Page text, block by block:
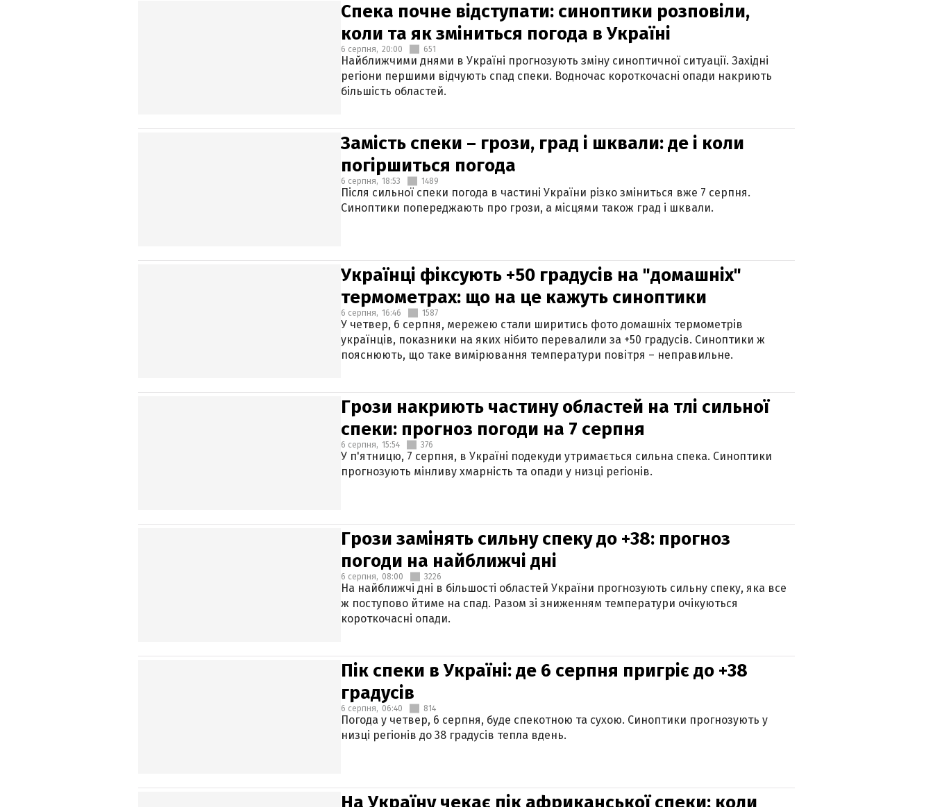
Спека почне відступати: синоптики розповіли,
коли та як зміниться погода в Україні
6 серпня, 20:00 651
Найближчими днями в Україні прогнозують зміну синоптичної ситуації. Західні
регіони першими відчують спад спеки. Водночас короткочасні опади накриють
більшість областей.
Замість спеки – грози, град і шквали: де і коли
погіршиться погода
6 серпня, 18:53 1489
Після сильної спеки погода в частині України різко зміниться вже 7 серпня.
Синоптики попереджають про грози, а місцями також град і шквали.
Українці фіксують +50 градусів на "домашніх"
термометрах: що на це кажуть синоптики
6 серпня, 16:46 1587
У четвер, 6 серпня, мережею стали ширитись фото домашніх термометрів
українців, показники на яких нібито перевалили за +50 градусів. Синоптики ж
пояснюють, що таке вимірювання температури повітря – неправильне.
Грози накриють частину областей на тлі сильної
спеки: прогноз погоди на 7 серпня
6 серпня, 15:54 376
У п'ятницю, 7 серпня, в Україні подекуди утримається сильна спека. Синоптики
прогнозують мінливу хмарність та опади у низці регіонів.
Грози замінять сильну спеку до +38: прогноз
погоди на найближчі дні
6 серпня, 08:00 3226
На найближчі дні в більшості областей України прогнозують сильну спеку, яка все
ж поступово йтиме на спад. Разом зі зниженням температури очікуються
короткочасні опади.
Пік спеки в Україні: де 6 серпня пригріє до +38
градусів
6 серпня, 06:40 814
Погода у четвер, 6 серпня, буде спекотною та сухою. Синоптики прогнозують у
низці регіонів до 38 градусів тепла вдень.
На Україну чекає пік африканської спеки: коли